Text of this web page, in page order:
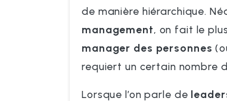
de manière hiérarchique.
management, on fait le
manager des personnes
requiert un certain nombre
Lorsque l’on parle de